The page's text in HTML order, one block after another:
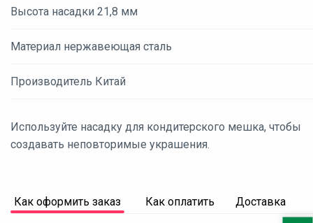
Высота насадки 21,8 мм
Материал нержавеющая сталь
Производитель Китай
Используйте насадку для кондитерского мешка, чтобы
создавать неповторимые украшения.
Как оформить заказ Как оплатить Доставка